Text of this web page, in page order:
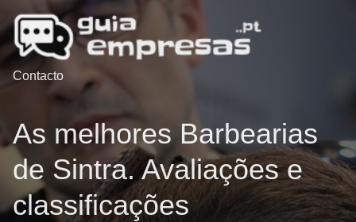
Contacto
As melhores Barbearias
de Sintra. Avaliações e
classificações